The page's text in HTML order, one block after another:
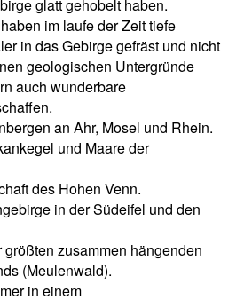
glatt gehobelt haben.
im laufe der Zeit tiefe
in das Gebirge gefräst und nicht
geologischen Untergründe
auch wunderbare
an Ahr, Mosel und Rhein.
und Maare der
des Hohen Venn.
in der Südeifel und den
größten zusammen hängenden
(Meulenwald).
in einem